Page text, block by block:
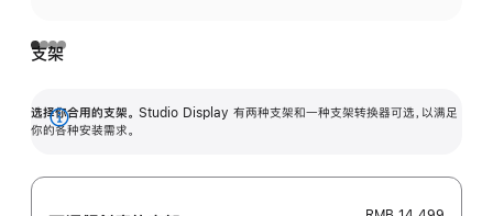
支架
选择你合用的支架。 Studio Display 有两种支架和一种支架转换器可选，以满足
你的各种安装需求。
展